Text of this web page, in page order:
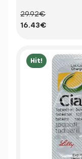
29.92€
16.43€
Hit!